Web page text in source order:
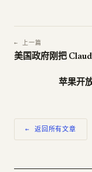
← 上一篇
美国政府刚把
苹果开
← 返回所有文章